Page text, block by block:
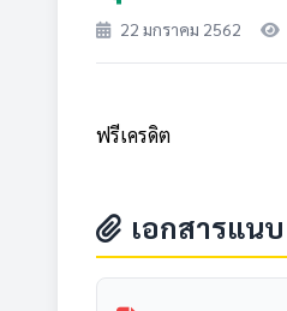
22 มกราคม 2562
ฟรีเครดิต
เอกสารแนบ